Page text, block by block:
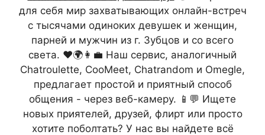
для себя мир захватывающих онлайн-встреч
с тысячами одиноких девушек и женщин,
парней и мужчин из г. Зубцов и со всего
света. ❤️🌍👩‍💼 Наш сервис, аналогичный
Chatroulette, CooMeet, Chatrandom и Omegle,
предлагает простой и приятный способ
общения - через веб-камеру. 📱💬 Ищете
новых приятелей, друзей, флирт или просто
хотите поболтать? У нас вы найдете всё